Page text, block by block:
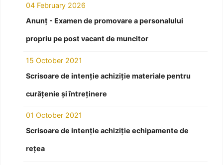
04 February 2026
Anunț - Examen de promovare a personalului
propriu pe post vacant de muncitor
15 October 2021
Scrisoare de intenție achiziție materiale pentru
curățenie și întreținere
01 October 2021
Scrisoare de intenție achiziție echipamente de
rețea